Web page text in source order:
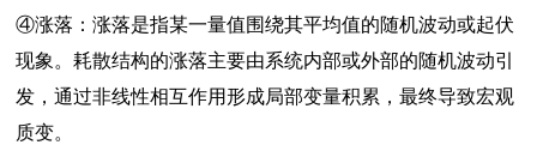
④涨落：涨落是指某一量值围绕其平均值的随机波动或起伏
现象。耗散结构的涨落主要由系统内部或外部的随机波动引
发，通过非线性相互作用形成局部变量积累，最终导致宏观
质变。